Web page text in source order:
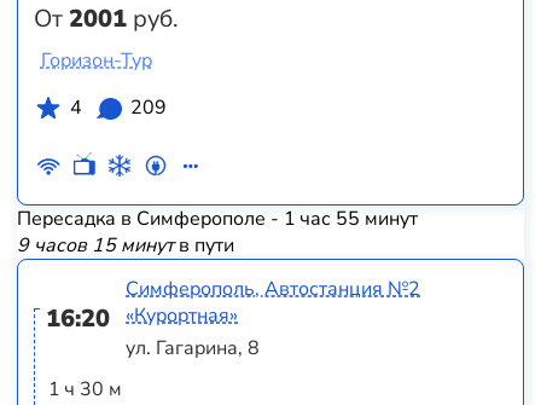
От2001 руб.
Горизон-Тур
4
209
Пересадка в Симферополе - 1 час 55 минут
9 часов 15 минутв пути
16:20
1 ч 30 м
Симферополь, Автостанция №2
«Курортная»
ул. Гагарина, 8